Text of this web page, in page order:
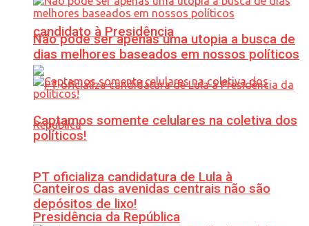
candidato à Presidência
PT oficializa candidatura de Lula à
Presidência da República
Não pode ser apenas uma utopia a busca de
dias melhores baseados em nossos políticos
Captamos somente celulares na coletiva dos
políticos!
Canteiros das avenidas centrais não são
depósitos de lixo!